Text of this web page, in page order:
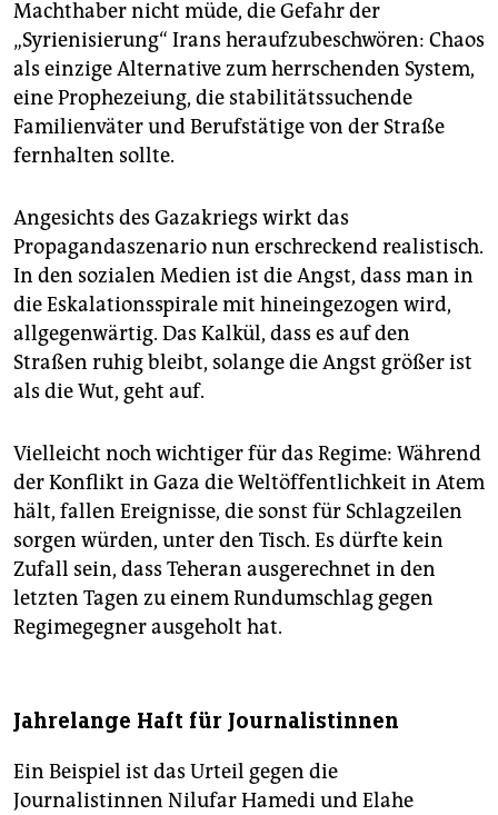
Machthaber nicht müde, die Gefahr der
„Syrienisierung“ Irans heraufzubeschwören: Chaos
als einzige Alternative zum herrschenden System,
eine Prophezeiung, die stabilitätssuchende
Familienväter und Berufstätige von der Straße
fernhalten sollte.
Angesichts des Gazakriegs wirkt das
Propagandaszenario nun erschreckend realistisch.
In den sozialen Medien ist die Angst, dass man in
die Eskalationsspirale mit hineingezogen wird,
allgegenwärtig. Das Kalkül, dass es auf den
Straßen ruhig bleibt, solange die Angst größer ist
als die Wut, geht auf.
Vielleicht noch wichtiger für das Regime: Während
der Konflikt in Gaza die Weltöffentlichkeit in Atem
hält, fallen Ereignisse, die sonst für Schlagzeilen
sorgen würden, unter den Tisch. Es dürfte kein
Zufall sein, dass Teheran ausgerechnet in den
letzten Tagen zu einem Rundumschlag gegen
Regimegegner ausgeholt hat.
Jahrelange Haft für Journalistinnen
Ein Beispiel ist das Urteil gegen die
Journalistinnen Nilufar Hamedi und Elahe